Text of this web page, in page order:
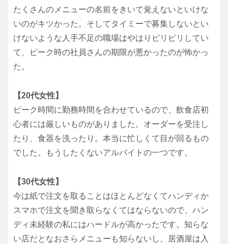
たくさんのメニューの名前をきいて覚えないといけな
いのがキツかった。そしてタイミーで募集しないとい
けないような人手不足の職場はやはりピリピリしてい
て、ピーク時の社員さんの期限が悪かったのが怖かっ
た。
【20代女性】
ピーク時間に勤務時間を合わせているので、飲食店初
心者には厳しいものがありました。オーダーを受注し
たり、食器を洗ったり。本当に忙しくて目が回るもの
でした。もうしたくないアルバイトの一つです。
【30代女性】
今は紙で注文を取ることはほとんどなくてハンディか
スマホで注文を聞き取らなくてはならないので、ハン
ディ未経験の私にはハードルが高かったです。知らな
い店だとなおさらメニューも知らないし、居酒屋は入